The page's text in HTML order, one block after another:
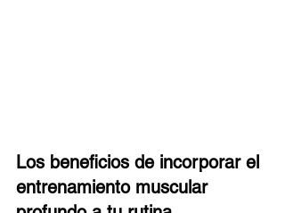
Los beneficios de incorporar el
entrenamiento muscular